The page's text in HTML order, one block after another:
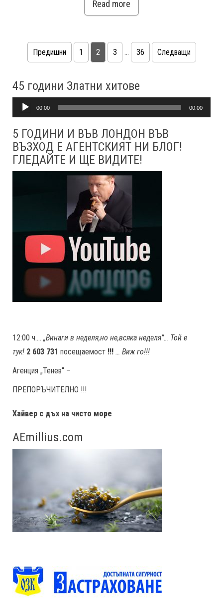
Read more
Навигация
Предишни 1 2 3 … 36 Следващи
45 години Златни хитове
Аудио 00:00 00:00
5 ГОДИНИ И ВЪВ ЛОНДОН ВЪВ
ВЪЗХОД Е АГЕНТСКИЯТ НИ БЛОГ!
ГЛЕДАЙТЕ И ЩЕ ВИДИТЕ!
12:00 ч…. „Винаги в неделя,но не,всяка неделя”… Той е
тук! 2 603 731 посещаемост !!! … Виж го!!!
Агенция „Тенев“ –
ПРЕПОРЪЧИТЕЛНО !!!
Хайвер с дъх на чисто море
AEmillius.com